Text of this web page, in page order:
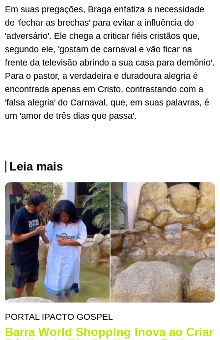
Em suas pregações, Braga enfatiza a necessidade
de 'fechar as brechas' para evitar a influência do
'adversário'. Ele chega a criticar fiéis cristãos que,
segundo ele, 'gostam de carnaval e vão ficar na
frente da televisão abrindo a sua casa para demônio'.
Para o pastor, a verdadeira e duradoura alegria é
encontrada apenas em Cristo, contrastando com a
'falsa alegria' do Carnaval, que, em suas palavras, é
um 'amor de três dias que passa'.
Leia mais
PORTAL IPACTO GOSPEL
Barra World Shopping Inova ao Criar